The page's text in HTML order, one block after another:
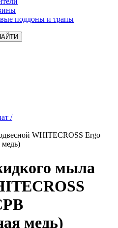
поддоны и трапы
/
WHITECROSS Ergo
мыла
медь)